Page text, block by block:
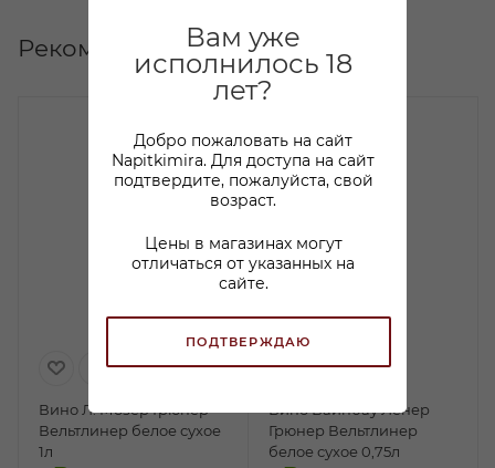
Вам уже
исполнилось 18
лет?
Добро пожаловать на сайт
Napitkimira. Для доступа на сайт
подтвердите, пожалуйста, свой
возраст.
Цены в магазинах могут
отличаться от указанных на
сайте.
ПОДТВЕРЖДАЮ
Рекомендуем
Вино Л. Мозер Грюнер
Вельтлинер белое сухое
1л
Вино Вайнбау Ленер
Грюнер Вельтлинер
белое сухое 0,75л